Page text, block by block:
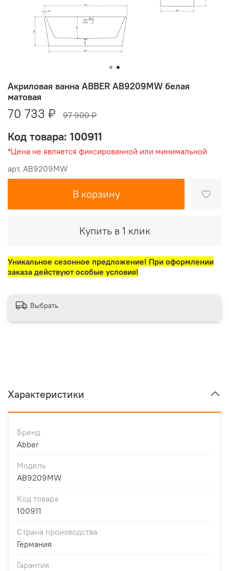
арт. AB9209MW
Акриловая ванна ABBER AB9209MW белая
матовая
70 733 ₽ 97 900 ₽
Код товара: 100911
*Цена не является фиксированной или минимальной
В корзину
Купить в 1 клик
Уникальное сезонное предложение! При оформлении
заказа действуют особые условия!
Выбрать
Характеристики
Бренд
Abber
Модель
AB9209MW
Код товара
100911
Страна производства
Германия
Гарантия